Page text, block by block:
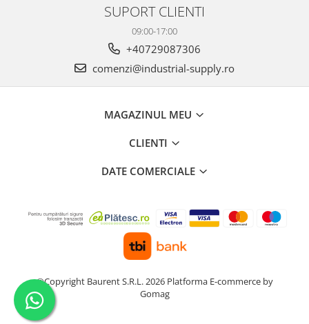
SUPORT CLIENTI
09:00-17:00
+40729087306
comenzi@industrial-supply.ro
MAGAZINUL MEU
CLIENTI
DATE COMERCIALE
©Copyright Baurent S.R.L. 2026 Platforma E-commerce by
Gomag